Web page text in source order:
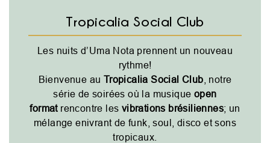
Tropicalia Social Club
Les nuits d’Uma Nota prennent un nouveau
rythme!
Bienvenue au Tropicalia Social Club , notre
série de soirées où la musique open
formatrencontre les vibrations brésiliennes; un
mélange enivrant de funk, soul, disco et sons
tropicaux.